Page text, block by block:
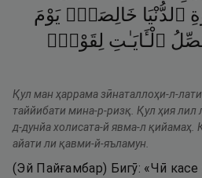
ٱلدُّنْيَا خَالِصَةًۭ يَوْمَ
ٱلْـَٔايَـٰتِ لِقَوْمٍۢ
Қул ман ҳаррама зӣнаталлоҳи-л-
таййибати мина-р-ризқ. Қул ҳия лил
д-дунйа холисата-й явма-л қийамаҳ.
айати ли қавми-й-яъламун.
(Эй Пайғамбар) Бигӯ: «Чӣ